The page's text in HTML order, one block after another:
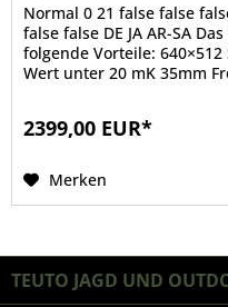
Normal 0 21 false false
false false DE JA AR-SA
folgende Vorteile:
Wert unter 20 mK 35mm
2399,00 EUR*
Merken
TEUTO JAGD UND